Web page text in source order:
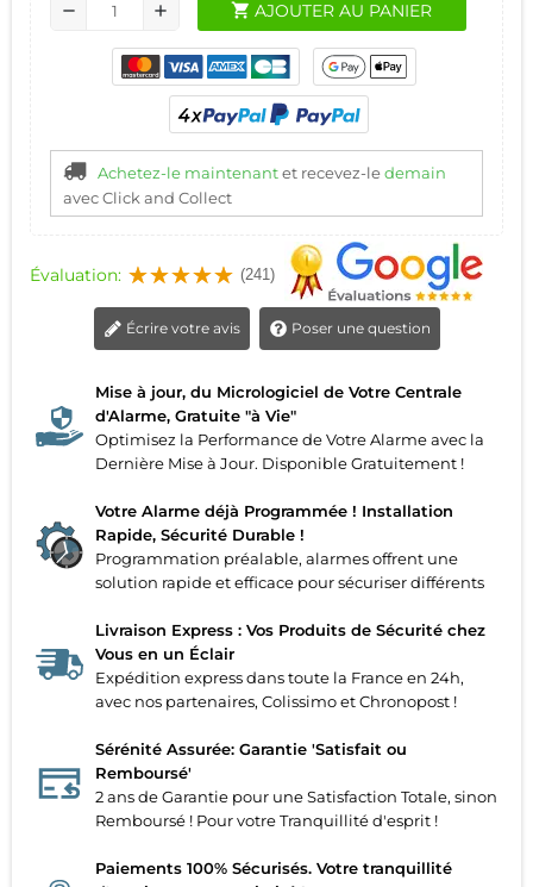
remove add shopping_cart AJOUTER AU PANIER
Achetez-le maintenantet recevez-ledemain
avec Click and Collect
Évaluation: (241)
Écrire votre avis Poser une question
Mise à jour, du Micrologiciel de Votre Centrale
d'Alarme, Gratuite "à Vie"
Optimisez la Performance de Votre Alarme avec la
Dernière Mise à Jour. Disponible Gratuitement !
Votre Alarme déjà Programmée ! Installation
Rapide, Sécurité Durable !
Programmation préalable, alarmes offrent une
solution rapide et efficace pour sécuriser différents
Livraison Express : Vos Produits de Sécurité chez
Vous en un Éclair
Expédition express dans toute la France en 24h,
avec nos partenaires, Colissimo et Chronopost !
Sérénité Assurée: Garantie 'Satisfait ou
Remboursé'
2 ans de Garantie pour une Satisfaction Totale, sinon
Remboursé ! Pour votre Tranquillité d'esprit !
Paiements 100% Sécurisés. Votre tranquillité